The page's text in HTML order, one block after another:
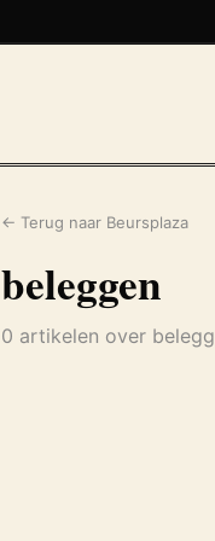
← Terug naar Beursplaza
beleggen
0 artikelen over